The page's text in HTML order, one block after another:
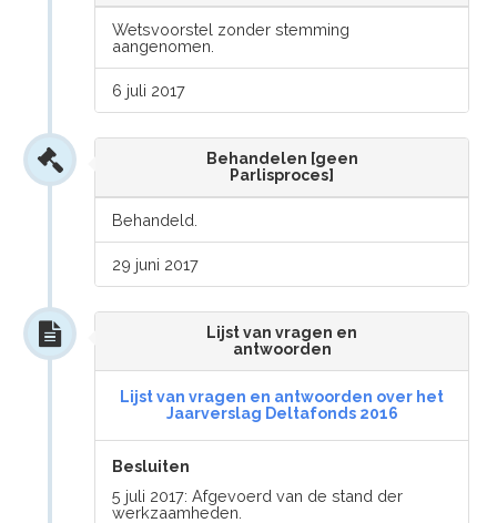
Wetsvoorstel zonder stemming
aangenomen.
6 juli 2017
Behandelen [geen
Parlisproces]
Behandeld.
29 juni 2017
Lijst van vragen en
antwoorden
Lijst van vragen en antwoorden over het
Jaarverslag Deltafonds 2016
Besluiten
5 juli 2017: Afgevoerd van de stand der
werkzaamheden.